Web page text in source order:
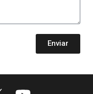
Enviar